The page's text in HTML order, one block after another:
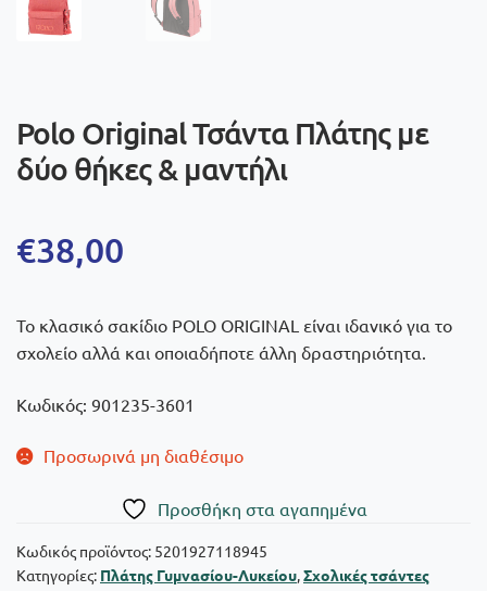
Polo Οriginal Τσάντα Πλάτης με
δύο θήκες & μαντήλι
€38,00
Το κλασικό σακίδιο POLO ORIGINAL είναι ιδανικό για το
σχολείο αλλά και οποιαδήποτε άλλη δραστηριότητα.
Κωδικός: 901235-3601
Προσωρινά μη διαθέσιμο
Πρoσθήκη στα αγαπημένα
Κωδικός προϊόντος: 5201927118945
Κατηγορίες: Πλάτης Γυμνασίου-Λυκείου,Σχολικές τσάντες